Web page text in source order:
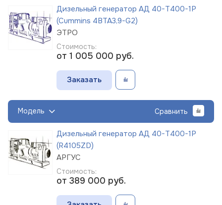
Дизельный генератор АД 40-Т400-1Р
(Cummins 4BTA3,9-G2)
ЭТРО
Стоимость:
от 1 005 000 руб.
Заказать
Модель Сравнить
Дизельный генератор АД 40-Т400-1Р
(R4105ZD)
АРГУС
Стоимость:
от 389 000 руб.